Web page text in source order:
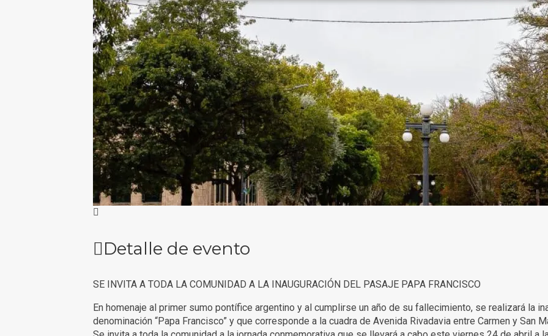
Detalle de evento
SE INVITA A TODA LA COMUNIDAD A LA INAUGURACIÓN DEL PASAJE PAPA FRANCISCO
En homenaje al primer sumo pontífice argentino y al cumplirse un año de su fallecimiento, se realizará la
denominación “Papa Francisco” y que corresponde a la cuadra de Avenida Rivadavia entre Carmen y San